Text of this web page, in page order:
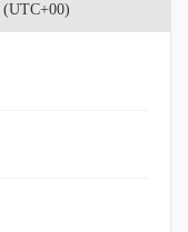
(UTC+00)